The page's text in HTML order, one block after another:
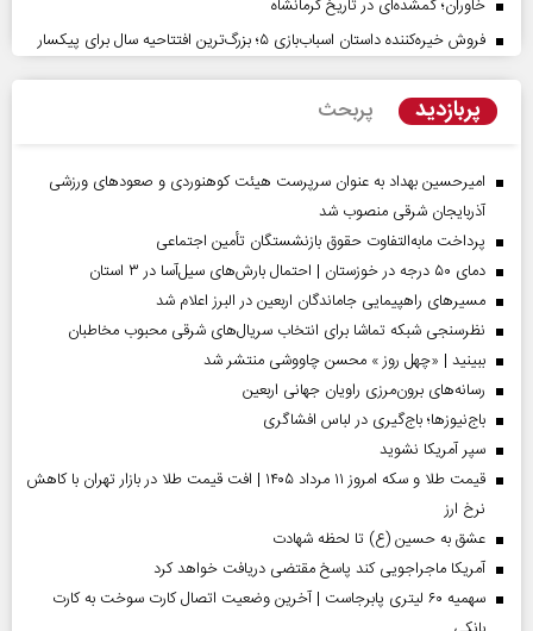
خاوران؛ گمشده‌ای در تاریخ کرمانشاه
فروش خیره‌کننده داستان اسباب‌بازی ۵؛ بزرگ‌ترین افتتاحیه سال برای پیکسار
پربازدید پربحث
امیرحسین بهداد به عنوان سرپرست هیئت کوهنوردی و صعودهای ورزشی
آذربایجان شرقی منصوب شد
پرداخت مابه‌التفاوت حقوق بازنشستگان تأمین اجتماعی
دمای ۵۰ درجه در خوزستان | احتمال بارش‌های سیل‌آسا در ۳ استان
مسیر‌های راهپیمایی جاماندگان اربعین در البرز اعلام شد
نظرسنجی شبکه تماشا برای انتخاب سریال‌های شرقی محبوب مخاطبان
ببینید | «چهل روز » محسن چاووشی منتشر شد
رسانه‌های برون‌مرزی راویان جهانی اربعین
باج‌نیوزها؛ باج‌گیری در لباس افشاگری
سپر آمریکا نشوید
قیمت طلا و سکه امروز ۱۱ مرداد ۱۴۰۵ | افت قیمت طلا در بازار تهران با کاهش
نرخ ارز
عشق به حسین (ع) تا لحظه شهادت
آمریکا ماجراجویی کند پاسخ مقتضی دریافت خواهد کرد
سهمیه ۶۰ لیتری پابرجاست | آخرین وضعیت اتصال کارت سوخت به کارت